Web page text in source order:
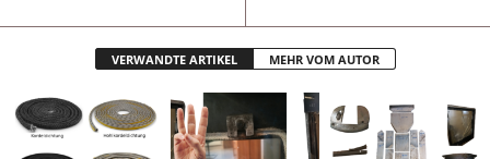
VERWANDTE ARTIKEL MEHR VOM AUTOR